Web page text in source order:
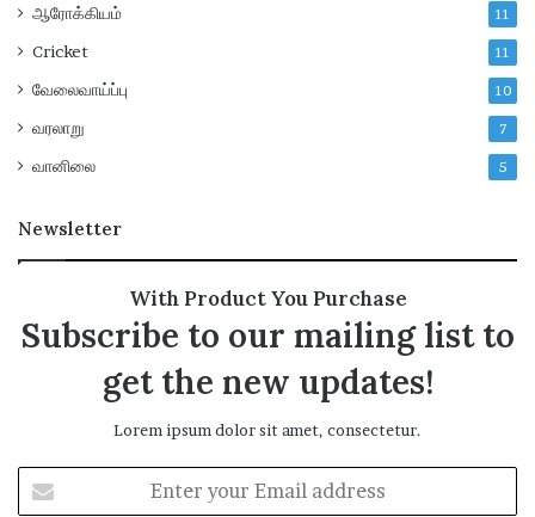
ஆரோக்கியம் 11
Cricket 11
வேலைவாய்ப்பு 10
வரலாறு 7
வானிலை 5
Newsletter
With Product You Purchase
Subscribe to our mailing list to
get the new updates!
Lorem ipsum dolor sit amet, consectetur.